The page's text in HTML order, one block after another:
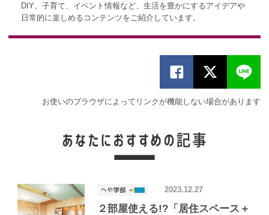
DIY、子育て、イベント情報など、生活を豊かにするアイデアや
日常的に楽しめるコンテンツをご紹介しています。
お使いのブラウザによってリンクが機能しない場合があります
２部屋使える!?「居住スペース＋
2023.12.27